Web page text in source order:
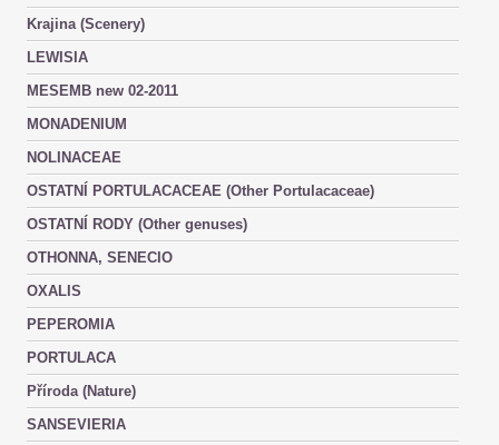
Krajina (Scenery)
LEWISIA
MESEMB new 02-2011
MONADENIUM
NOLINACEAE
OSTATNÍ PORTULACACEAE (Other Portulacaceae)
OSTATNÍ RODY (Other genuses)
OTHONNA, SENECIO
OXALIS
PEPEROMIA
PORTULACA
Příroda (Nature)
SANSEVIERIA